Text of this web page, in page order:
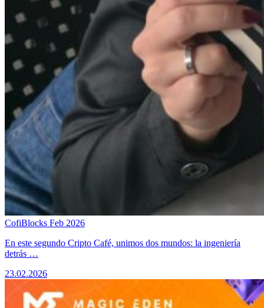
CofiBlocks Feb 2026
​En este segundo Cripto Café, unimos dos mundos: la ingeniería
detrás …
23.02.2026